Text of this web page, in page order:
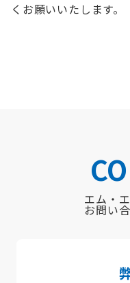
くお願いいたします。
エム・
お問い